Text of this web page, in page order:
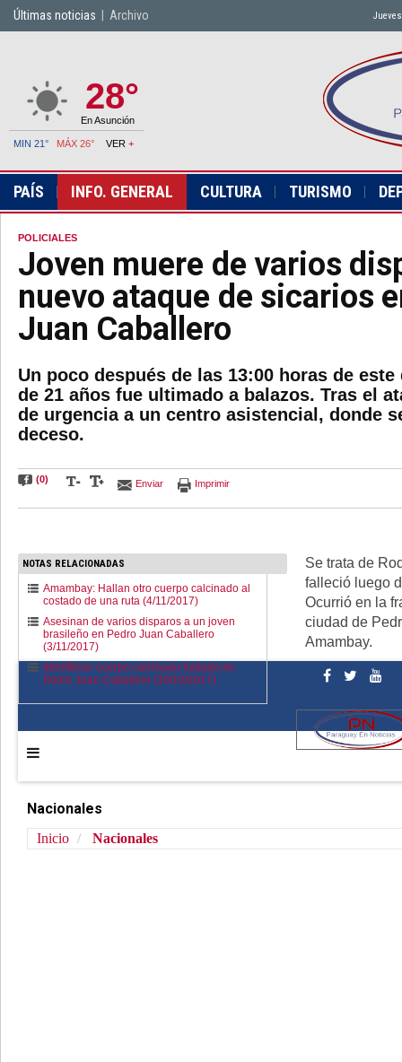
Últimas noticias Archivo
28°
En Asunción
MIN 21° MÁX 26° VER+
PAÍS INFO. GENERAL CULTURA TURISMO
POLICIALES
Joven muere de varios
nuevo ataque de sicarios
Juan Caballero
Un poco después de las 13:00 horas de
de 21 años fue ultimado a balazos. Tras el
de urgencia a un centro asistencial, donde
deceso.
(0) Enviar Imprimir
NOTAS RELACIONADAS
Amambay: Hallan otro cuerpo calcinado al
costado de una ruta (4/11/2017)
Asesinan de varios disparos a un joven
brasileño en Pedro Juan Caballero
(3/11/2017)
Identifican cuerpo calcinado hallado en
Pedro Juan Caballero (30/10/2017)
Se trata de
falleció luego
Ocurrió en la
ciudad de
Amambay.
Nacionales
Inicio Nacionales